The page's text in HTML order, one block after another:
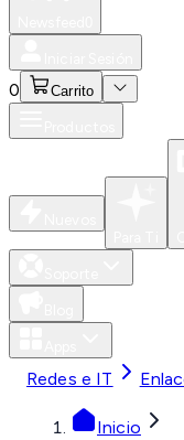
0 Carrito
Redes e IT
Inicio